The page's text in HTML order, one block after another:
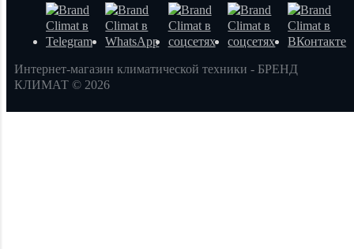
Интернет-магазин климатической техники - БРЕНД
КЛИМАТ © 2026